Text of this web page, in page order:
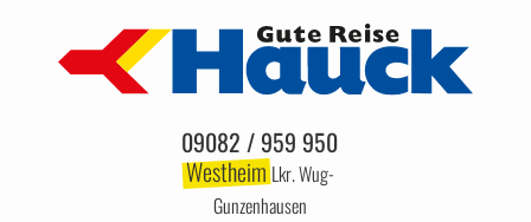
09082 / 959 950
WestheimLkr. Wug-
Gunzenhausen